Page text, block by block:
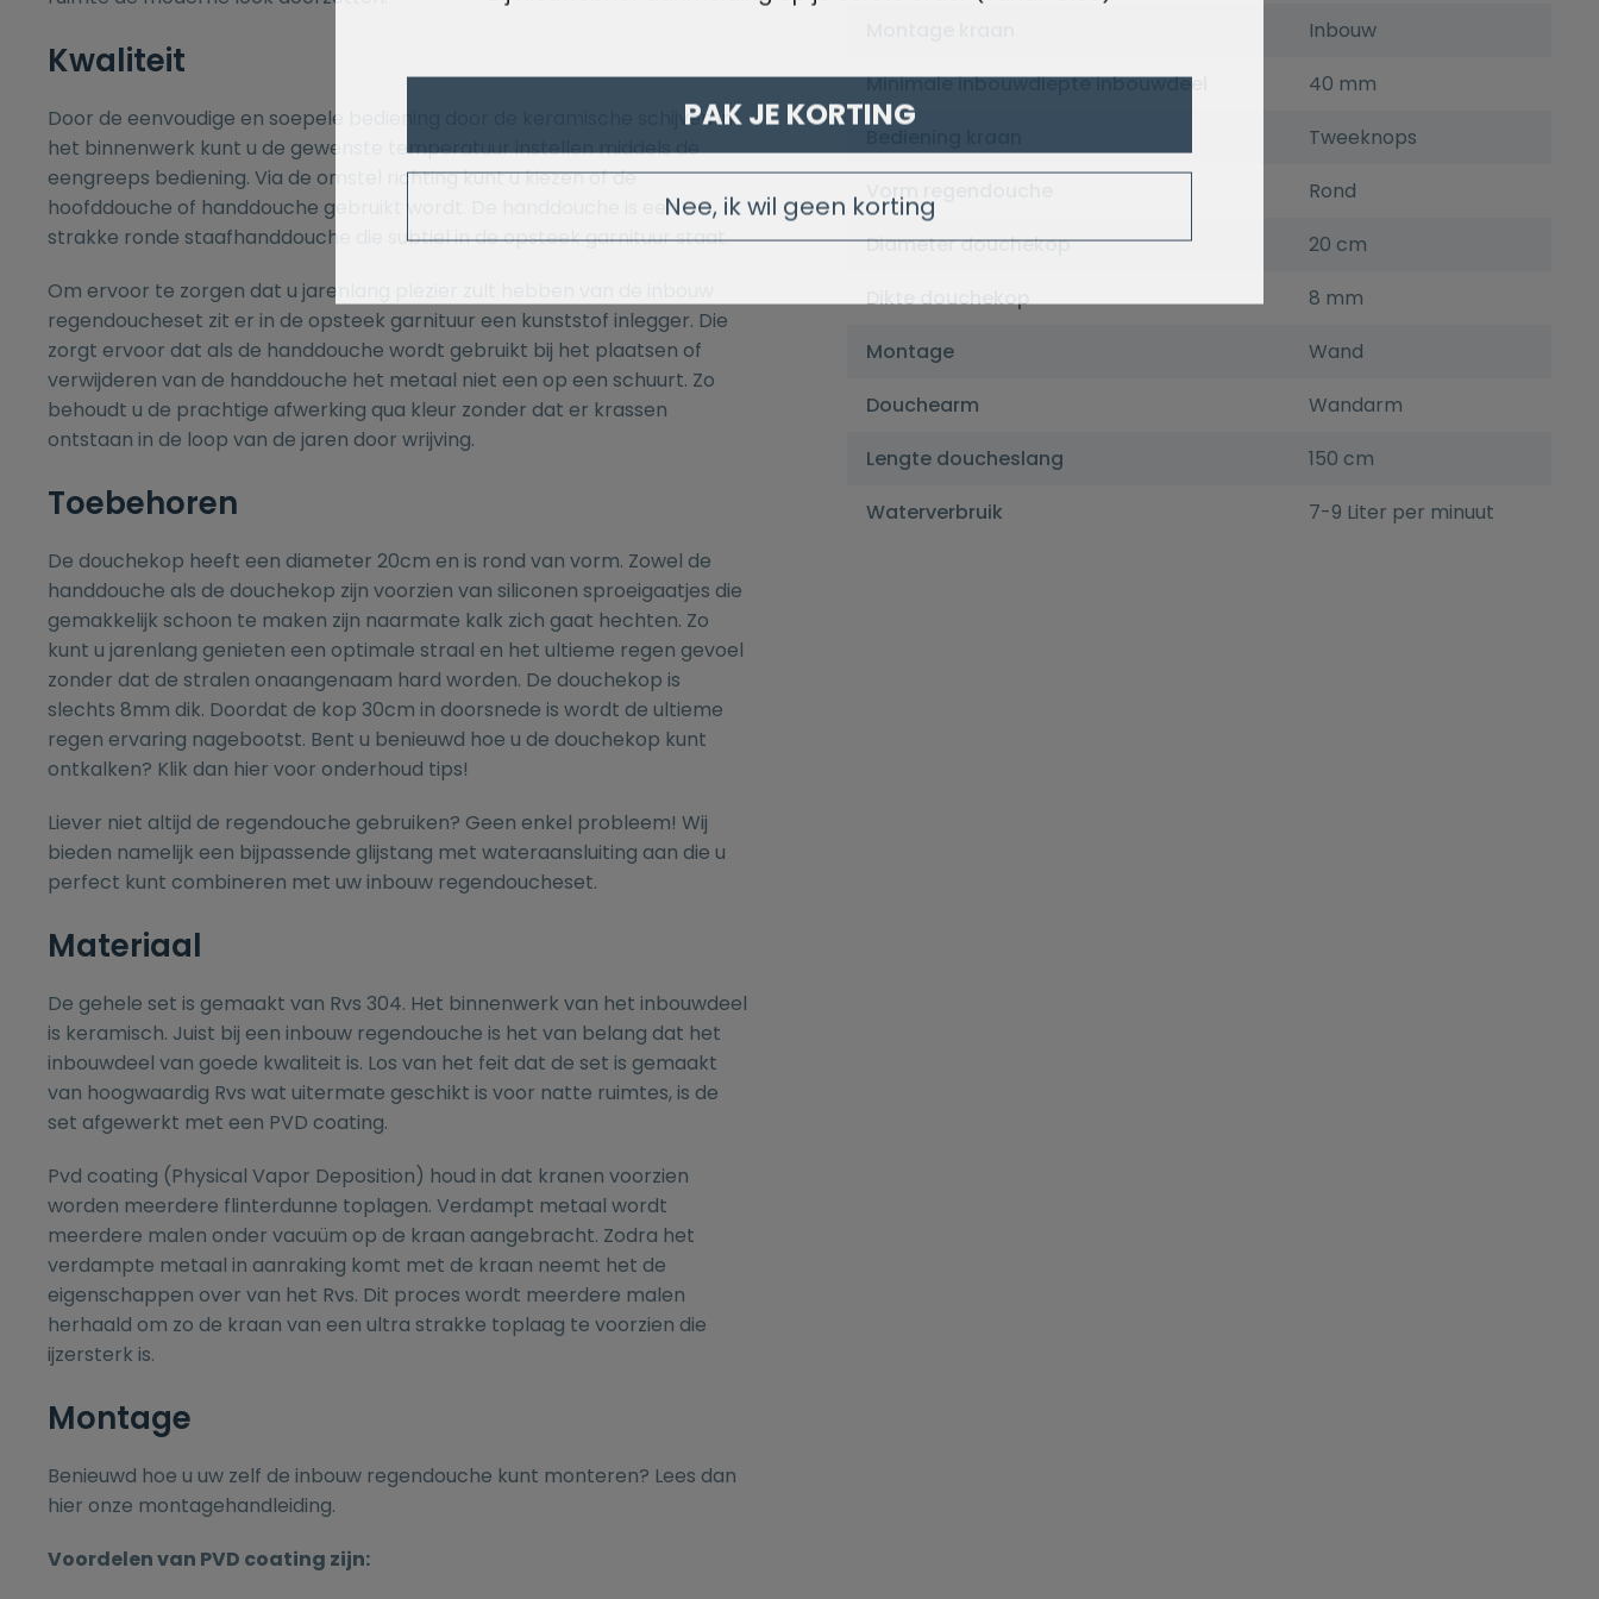
Kwaliteit
Door de eenvoudige en soepele bediening door de keramische schijven in
het binnenwerk kunt u de gewenste temperatuur instellen middels de
eengreeps bediening. Via de omstel richting kunt u kiezen of de
hoofddouche of handdouche gebruikt wordt. De handdouche is een
strakke ronde staafhanddouche die subtiel in de opsteek garnituur staat.
Om ervoor te zorgen dat u jarenlang plezier zult hebben van de inbouw
regendoucheset zit er in de opsteek garnituur een kunststof inlegger. Die
zorgt ervoor dat als de handdouche wordt gebruikt bij het plaatsen of
verwijderen van de handdouche het metaal niet een op een schuurt. Zo
behoudt u de prachtige afwerking qua kleur zonder dat er krassen
ontstaan in de loop van de jaren door wrijving.
Toebehoren
De douchekop heeft een diameter 20cm en is rond van vorm. Zowel de
handdouche als de douchekop zijn voorzien van siliconen sproeigaatjes die
gemakkelijk schoon te maken zijn naarmate kalk zich gaat hechten. Zo
kunt u jarenlang genieten een optimale straal en het ultieme regen gevoel
zonder dat de stralen onaangenaam hard worden. De douchekop is
slechts 8mm dik. Doordat de kop 30cm in doorsnede is wordt de ultieme
regen ervaring nagebootst. Bent u benieuwd hoe u de douchekop kunt
ontkalken? Klik dan hier voor onderhoud tips!
Liever niet altijd de regendouche gebruiken? Geen enkel probleem! Wij
bieden namelijk een bijpassende glijstang met wateraansluiting aan die u
perfect kunt combineren met uw inbouw regendoucheset.
Materiaal
De gehele set is gemaakt van Rvs 304. Het binnenwerk van het inbouwdeel
is keramisch. Juist bij een inbouw regendouche is het van belang dat het
inbouwdeel van goede kwaliteit is. Los van het feit dat de set is gemaakt
van hoogwaardig Rvs wat uitermate geschikt is voor natte ruimtes, is de
set afgewerkt met een PVD coating.
Pvd coating (Physical Vapor Deposition) houd in dat kranen voorzien
worden meerdere flinterdunne toplagen. Verdampt metaal wordt
meerdere malen onder vacuüm op de kraan aangebracht. Zodra het
verdampte metaal in aanraking komt met de kraan neemt het de
eigenschappen over van het Rvs. Dit proces wordt meerdere malen
herhaald om zo de kraan van een ultra strakke toplaag te voorzien die
ijzersterk is.
Montage
Benieuwd hoe u uw zelf de inbouw regendouche kunt monteren? Lees dan
hier onze montagehandleiding.
Voordelen van PVD coating zijn:
Inbouw
Minimale inbouwdiepte inbouwdeel
40 mm
Tweeknops
Vorm regendouche
Rond
Diameter douchekop
20 cm
Dikte douchekop
8 mm
Montage
Wand
Douchearm
Wandarm
Lengte doucheslang
150 cm
Waterverbruik
7-9 Liter per minuut
PAK JE KORTING
Nee, ik wil geen korting